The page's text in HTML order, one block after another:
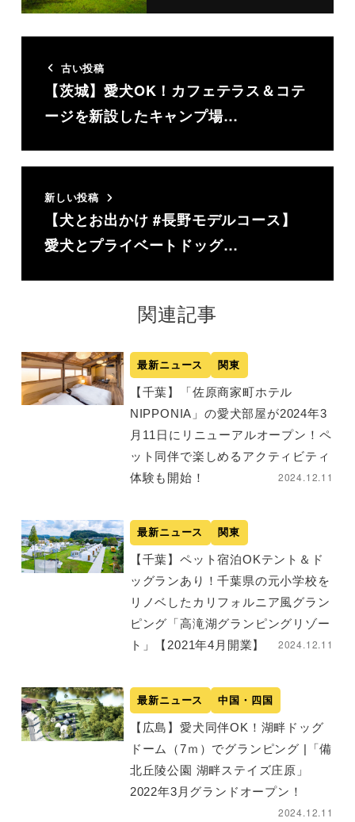
古い投稿
【茨城】愛犬OK！カフェテラス＆コテ
ージを新設したキャンプ場…
新しい投稿
【犬とお出かけ #長野モデルコース】
愛犬とプライベートドッグ…
関連記事
最新ニュース 関東
【千葉】「佐原商家町ホテル
NIPPONIA」の愛犬部屋が2024年3
月11日にリニューアルオープン！ペ
ット同伴で楽しめるアクティビティ
体験も開始！
2024.12.11
最新ニュース 関東
【千葉】ペット宿泊OKテント＆ド
ッグランあり！千葉県の元小学校を
リノベしたカリフォルニア風グラン
ピング「高滝湖グランピングリゾー
ト」【2021年4月開業】
2024.12.11
最新ニュース 中国・四国
【広島】愛犬同伴OK！湖畔ドッグ
ドーム（7ｍ）でグランピング |「備
北丘陵公園 湖畔ステイズ庄原」
2022年3月グランドオープン！
2024.12.11